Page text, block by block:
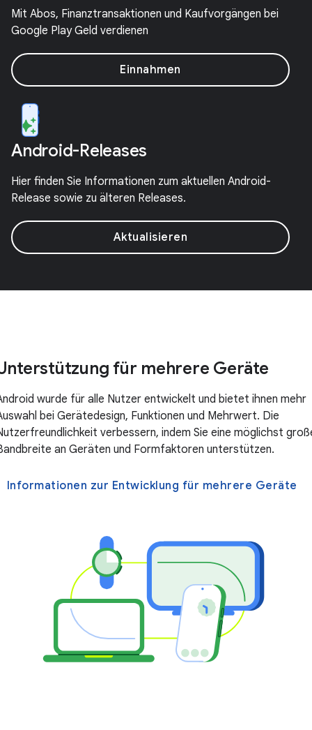
Mit Abos, Finanztransaktionen und Kaufvorgängen bei
Google Play Geld verdienen
Einnahme­n
Android-Releases
Hier finden Sie Informationen zum aktuellen Android-
Release sowie zu älteren Releases.
Aktualisieren
für mehrere Geräte
wurde für alle Nutzer entwickelt und bietet ihnen mehr
bei Gerätedesign, Funktionen und Mehrwert. Die
verbessern, indem Sie eine möglichst
an Geräten und Formfaktoren unterstützen.
Informationen zur Entwicklung für mehrere Geräte